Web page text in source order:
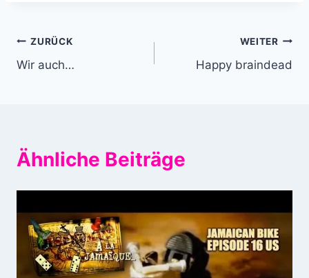
Beitragsnavigation
ZURÜCK
Wir auch…
WEITER
Happy braindead
Ähnliche Beiträge